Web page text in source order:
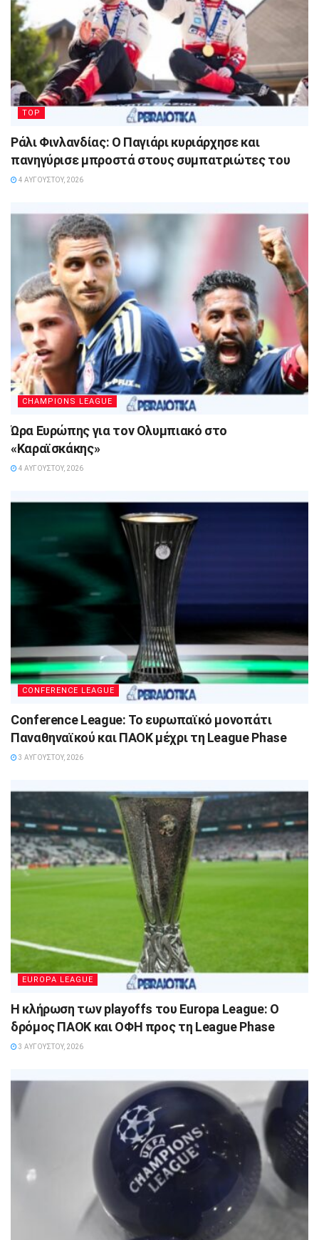
TOP
Ράλι Φινλανδίας: Ο Παγιάρι κυριάρχησε και
πανηγύρισε μπροστά στους συμπατριώτες του
4 ΑΥΓΟΎΣΤΟΥ, 2026
CHAMPIONS LEAGUE
Ώρα Ευρώπης για τον Ολυμπιακό στο
«Καραϊσκάκης»
4 ΑΥΓΟΎΣΤΟΥ, 2026
CONFERENCE LEAGUE
Conference League: Το ευρωπαϊκό μονοπάτι
Παναθηναϊκού και ΠΑΟΚ μέχρι τη League Phase
3 ΑΥΓΟΎΣΤΟΥ, 2026
EUROPA LEAGUE
Η κλήρωση των playoffs του Europa League: Ο
δρόμος ΠΑΟΚ και ΟΦΗ προς τη League Phase
3 ΑΥΓΟΎΣΤΟΥ, 2026